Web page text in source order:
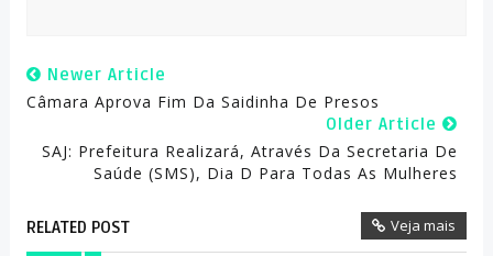
Newer Article
Câmara Aprova Fim Da Saidinha De Presos
Older Article
SAJ: Prefeitura Realizará, Através Da Secretaria De
Saúde (SMS), Dia D Para Todas As Mulheres
RELATED POST Veja mais